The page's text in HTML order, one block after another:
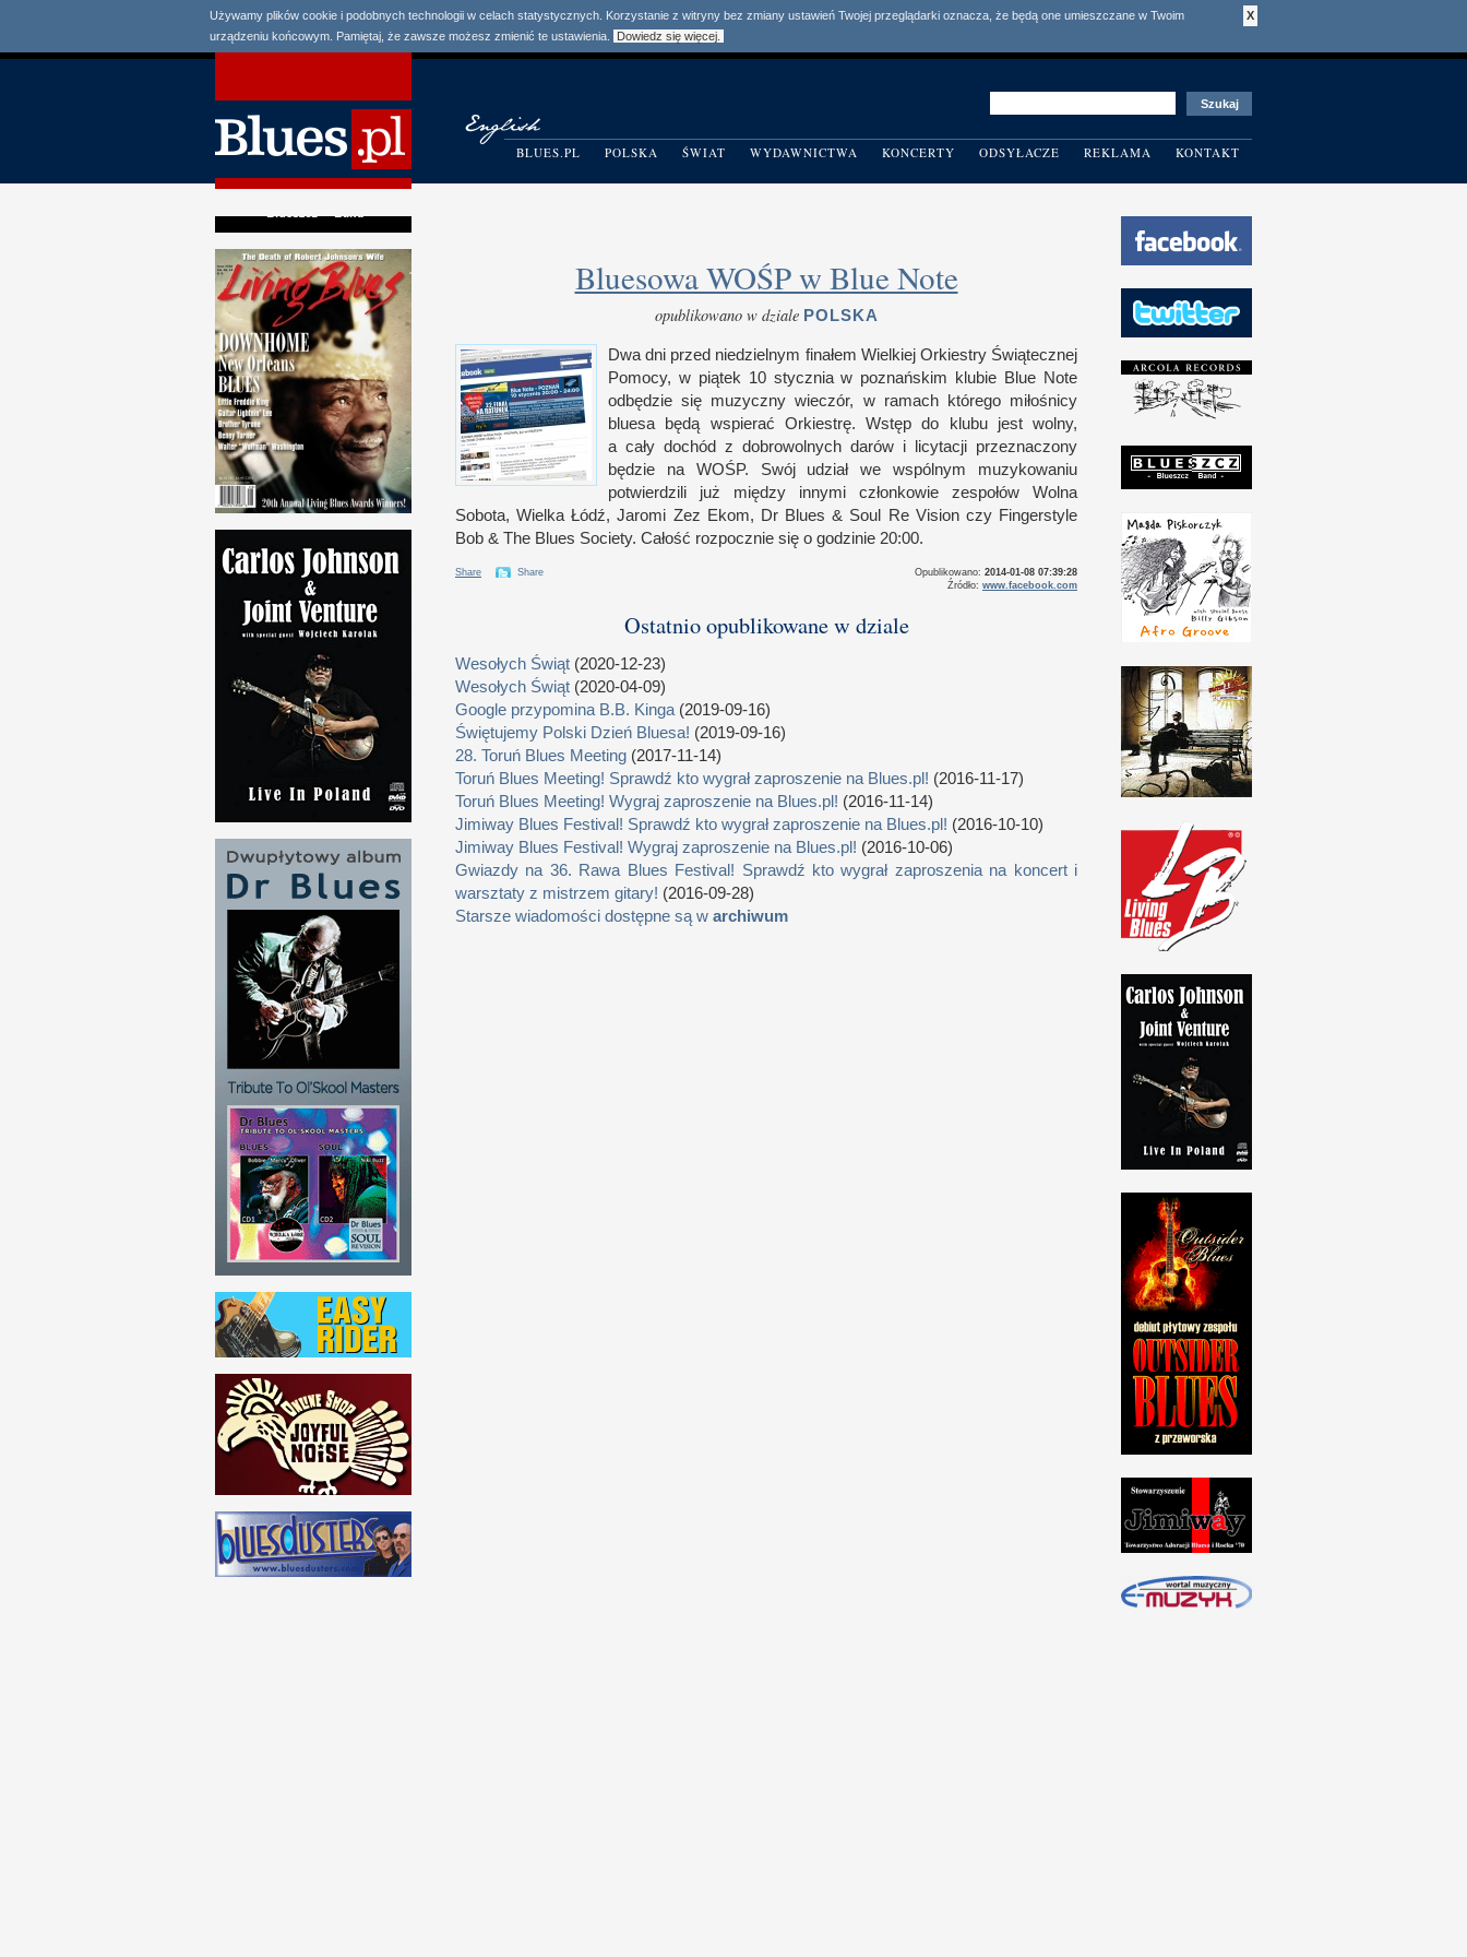
X
Używamy plików cookie i podobnych technologii w celach statystycznych. Korzystanie z witryny bez zmiany ustawień Twojej przeglądarki oznacza, że będą one umieszczane w Twoim
urządzeniu końcowym. Pamiętaj, że zawsze możesz zmienić te ustawienia.
Dowiedz się więcej.
BLUES.PL POLSKA ŚWIAT WYDAWNICTWA KONCERTY ODSYŁACZE REKLAMA KONTAKT
Bluesowa WOŚP w Blue Note
opublikowano w dziale POLSKA
Dwa dni przed nie­dziel­nym finałem Wiel­kiej Orkiestry Świątecz­nej
Pomocy, w piątek 10 stycz­niaw poznań­skim klubie Blue Note
odbędzie się muzyczny wieczór, w ramach którego miłośnicy
bluesa będą wspierać Orkiestrę. Wstęp do klubu jest wolny,
a cały dochód z dobrowol­nych darów i licytacji prze­znaczony
będzie na WOŚP. Swój udział we wspól­nym muzykowaniu
potwier­dzili już między innymi człon­kowie zespołów Wolna
Sobota, Wielka Łódź, Jaromi Zez Ekom, Dr Blues& Soul Re Vision czy Fin­ger­style
Bob & The Blues Society. Całość roz­pocz­nie się o godzinie 20:00.
Share Share Opublikowano: 2014-01-08 07:39:28
Źródło: www.facebook.com
Ostatnio opublikowane w dziale
Wesołych Świąt (2020-12-23)
Wesołych Świąt (2020-04-09)
Google przypomina B.B. Kinga (2019-09-16)
Świętujemy Polski Dzień Bluesa! (2019-09-16)
28. Toruń Blues Meeting (2017-11-14)
Toruń Blues Meeting! Sprawdź kto wygrał zaproszenie na Blues.pl! (2016-11-17)
Toruń Blues Meeting! Wygraj zaproszenie na Blues.pl! (2016-11-14)
Jimiway Blues Festival! Sprawdź kto wygrał zaproszenie na Blues.pl! (2016-10-10)
Jimiway Blues Festival! Wygraj zaproszenie na Blues.pl! (2016-10-06)
Gwiazdy na 36. Rawa Blues Festival! Sprawdź kto wygrał zaproszenia na koncert i
warsztaty z mistrzem gitary! (2016-09-28)
Starsze wiadomości dostępne są w archiwum